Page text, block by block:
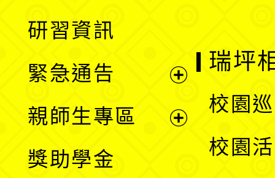
單
選
單
研習資訊
緊急通告
親師生專區
獎助學金
瑞坪
校園
校園